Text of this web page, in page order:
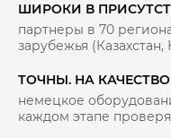
ШИРОКИ В
партнеры в 70
зарубежья (Казахстан,
ТОЧНЫ. НА
немецкое
каждом этапе